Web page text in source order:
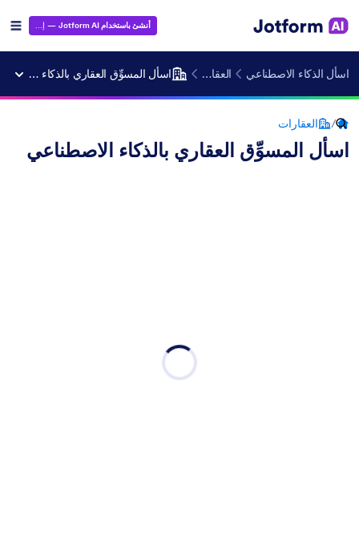
أنشئ باستخدام Jotform AI — إنه مجاني!
اسأل الذكاء الاصطناعي العقارات اسأل المسوِّق العقاري بالذكاء الاصطناعي
/ العقارات
اسأل المسوِّق العقاري بالذكاء الاصطناعي